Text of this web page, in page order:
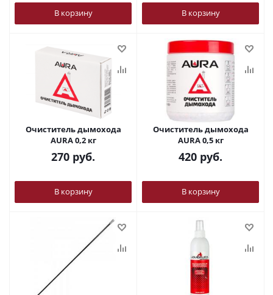
В корзину В корзину
Очиститель дымохода
AURA 0,2 кг
270 руб.
В корзину
Очиститель дымохода
AURA 0,5 кг
420 руб.
В корзину